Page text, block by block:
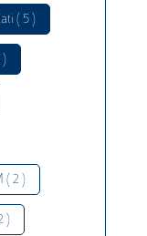
( 5 )
)
( 2 )
)